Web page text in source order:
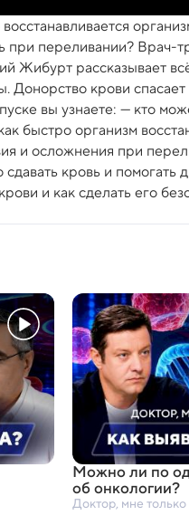
при переливании? Врач-
Жибурт рассказывает
Донорство крови
вы узнаете: — кто
быстро организм
и осложнения при
кровь и помогать
и как сделать его
Можно ли по
об онкологии?
Доктор, мне только